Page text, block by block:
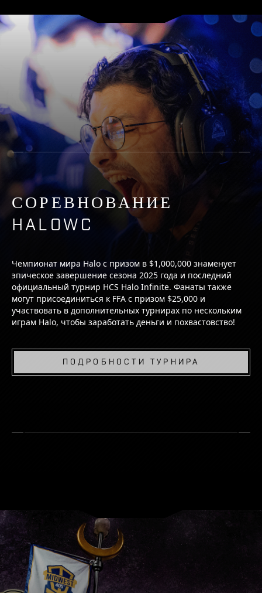
СОРЕВНОВАНИЕ
HALOWC
Чемпионат мира Halo с призом в $1,000,000 знаменует
эпическое завершение сезона 2025 года и последний
официальный турнир HCS Halo Infinite. Фанаты также
могут присоединиться к FFA с призом $25,000 и
участвовать в дополнительных турнирах по нескольким
играм Halo, чтобы заработать деньги и похвастовство!
ПОДРОБНОСТИ ТУРНИРА